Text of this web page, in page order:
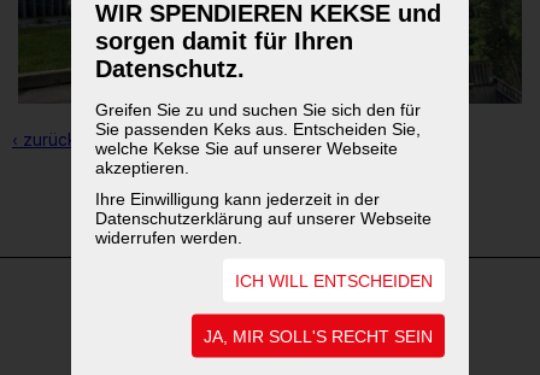
WIR SPENDIEREN KEKSE und
sorgen damit für Ihren
Datenschutz.
Greifen Sie zu und suchen Sie sich den für
Sie passenden Keks aus. Entscheiden Sie,
welche Kekse Sie auf unserer Webseite
akzeptieren.
Ihre Einwilligung kann jederzeit in der
Datenschutzerklärung auf unserer Webseite
widerrufen werden.
ICH WILL ENTSCHEIDEN
JA, MIR SOLL'S RECHT SEIN
‹ zurück zur Übersicht
1 2 3